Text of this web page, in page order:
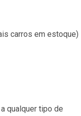
carros em estoque)
qualquer tipo de